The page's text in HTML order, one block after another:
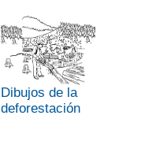
Dibujos de la
deforestación